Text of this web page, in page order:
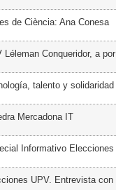
de Ciència: Ana Conesa
Léleman Conqueridor, a
talento y
Mercadona IT
Informativo Elecciones
UPV. Entrevista con